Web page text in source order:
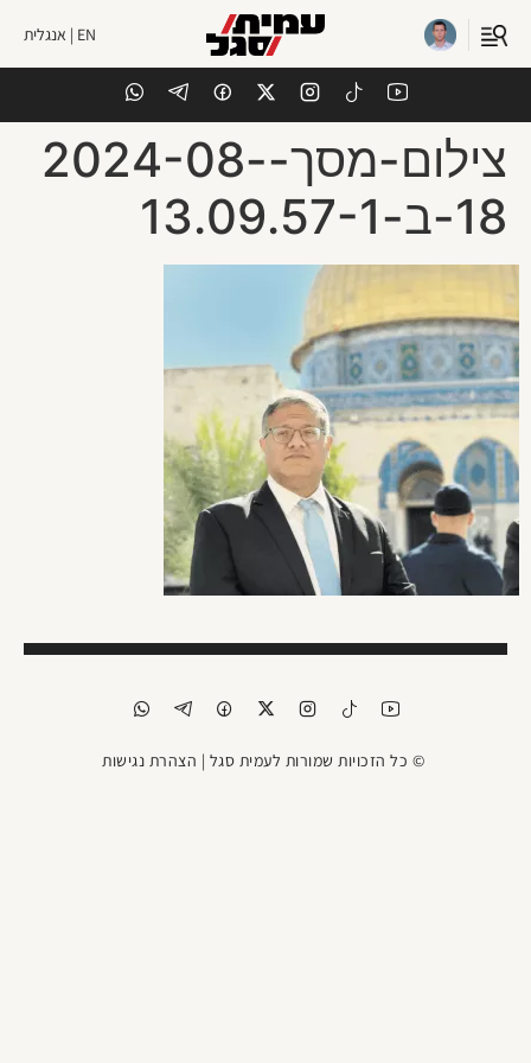
EN | אנגלית
צילום-מסך-2024-08-
18-ב-13.09.57-1
© כל הזכויות שמורות לעמית סגל | הצהרת נגישות